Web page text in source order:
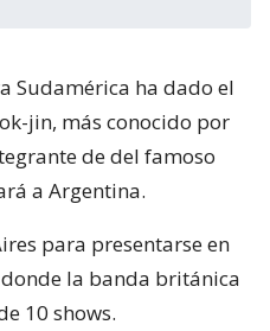
Sudamérica ha dado el
jin, más conocido por
de del famoso
a Argentina.
para presentarse en
la banda británica
10 shows.